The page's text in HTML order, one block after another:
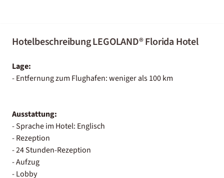
Hotelbeschreibung LEGOLAND® Florida Hotel
Lage:
- Entfernung zum Flughafen: weniger als 100 km
Ausstattung:
- Sprache im Hotel: Englisch
- Rezeption
- 24 Stunden-Rezeption
- Aufzug
- Lobby